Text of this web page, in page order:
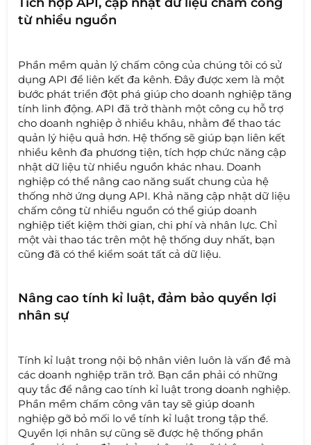
từ nhiều nguồn
Phần mềm quản lý chấm công của chúng tôi có sử
dụng API để liên kết đa kênh. Đây được xem là một
bước phát triển đột phá giúp cho doanh nghiệp tăng
tính linh động. API đã trở thành một công cụ hỗ trợ
cho doanh nghiệp ở nhiều khâu, nhằm để thao tác
quản lý hiệu quả hơn. Hệ thống sẽ giúp bạn liên kết
nhiều kênh đa phương tiện, tích hợp chức năng cập
nhật dữ liệu từ nhiều nguồn khác nhau. Doanh
nghiệp có thể nâng cao năng suất chung của hệ
thống nhờ ứng dụng API. Khả năng cập nhật dữ liệu
chấm công từ nhiều nguồn có thể giúp doanh
nghiệp tiết kiệm thời gian, chi phí và nhân lực. Chỉ
một vài thao tác trên một hệ thống duy nhất, bạn
cũng đã có thể kiểm soát tất cả dữ liệu.
Nâng cao tính kỉ luật, đảm bảo quyền lợi
nhân sự
Tính kỉ luật trong nội bộ nhân viên luôn là vấn đề mà
các doanh nghiệp trăn trở. Bạn cần phải có những
quy tắc để nâng cao tính kỉ luật trong doanh nghiệp.
Phần mềm chấm công vân tay sẽ giúp doanh
nghiệp gỡ bỏ mối lo về tính kỉ luật trong tập thể.
Quyền lợi nhân sự cũng sẽ được hệ thống phần